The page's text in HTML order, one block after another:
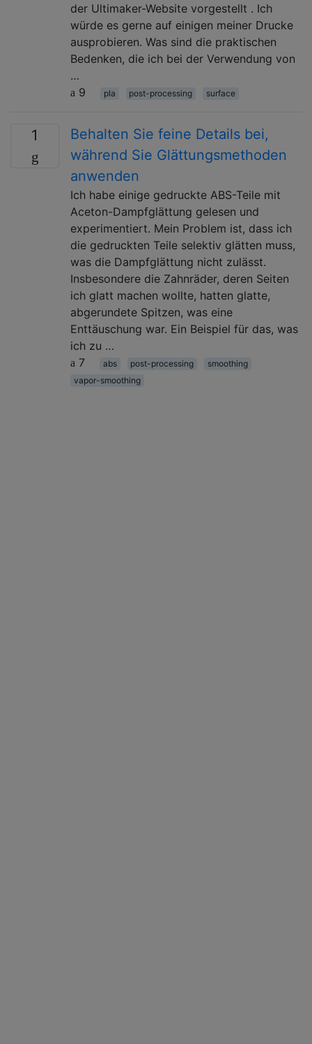
der Ultimaker-Website vorgestellt . Ich
würde es gerne auf einigen meiner Drucke
ausprobieren. Was sind die praktischen
Bedenken, die ich bei der Verwendung von
…
9
pla post-processing surface
1
Behalten Sie feine Details bei,
während Sie Glättungsmethoden
anwenden
Ich habe einige gedruckte ABS-Teile mit
Aceton-Dampfglättung gelesen und
experimentiert. Mein Problem ist, dass ich
die gedruckten Teile selektiv glätten muss,
was die Dampfglättung nicht zulässt.
Insbesondere die Zahnräder, deren Seiten
ich glatt machen wollte, hatten glatte,
abgerundete Spitzen, was eine
Enttäuschung war. Ein Beispiel für das, was
ich zu …
7
abs post-processing
smoothing
vapor-smoothing